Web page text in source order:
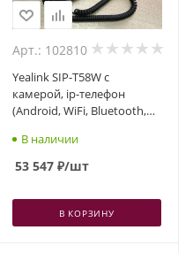
Арт.: 102810
Yealink SIP-T58W с
камерой, ip-телефон
(Android, WiFi, Bluetooth,
В наличии
53 547₽/шт
В КОРЗИНУ